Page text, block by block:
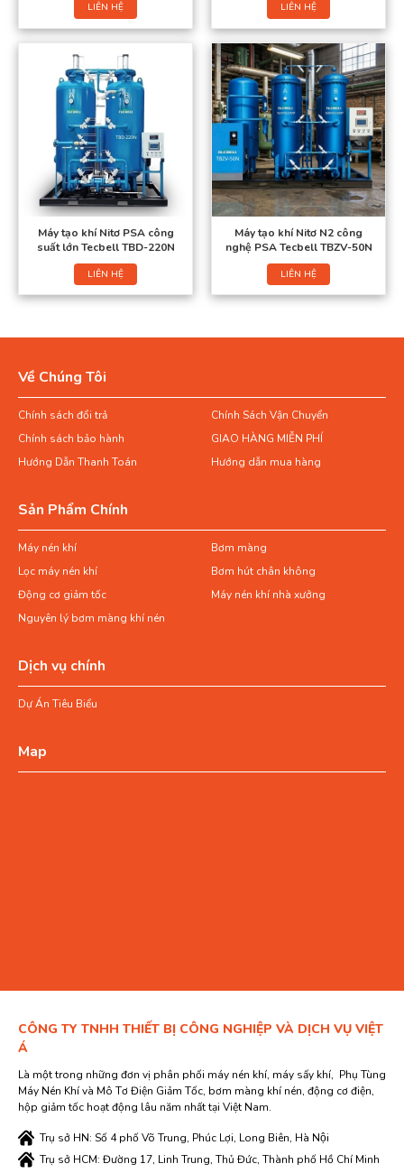
LIÊN HỆ LIÊN HỆ
Máy tạo khí Nitơ PSA công
suất lớn Tecbell TBD-220N
LIÊN HỆ
Máy tạo khí Nitơ N2 công
nghệ PSA Tecbell TBZV-50N
LIÊN HỆ
Về Chúng Tôi
Chính sách đổi trả
Chính Sách Vận Chuyển
Chính sách bảo hành
GIAO HÀNG MIỄN PHÍ
Hướng Dẫn Thanh Toán
Hướng dẫn mua hàng
Sản Phẩm Chính
Máy nén khí
Bơm màng
Lọc máy nén khí
Bơm hút chân không
Động cơ giảm tốc
Máy nén khí nhà xưởng
Nguyên lý bơm màng khí nén
Dịch vụ chính
Dự Án Tiêu Biểu
Map
CÔNG TY TNHH THIẾT BỊ CÔNG NGHIỆP VÀ DỊCH VỤ VIỆT
Á
Là một trong những đơn vị phân phối máy nén khí, máy sấy khí, Phụ Tùng
Máy Nén Khí và Mô Tơ Điện Giảm Tốc, bơm màng khí nén, động cơ điện,
hộp giảm tốc hoạt động lâu năm nhất tại Việt Nam.
Trụ sở HN: Số 4 phố Võ Trung, Phúc Lợi, Long Biên, Hà Nội
Trụ sở HCM: Đường 17, Linh Trung, Thủ Đức, Thành phố Hồ Chí Minh